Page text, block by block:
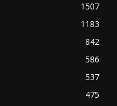
1507
1183
842
586
537
475